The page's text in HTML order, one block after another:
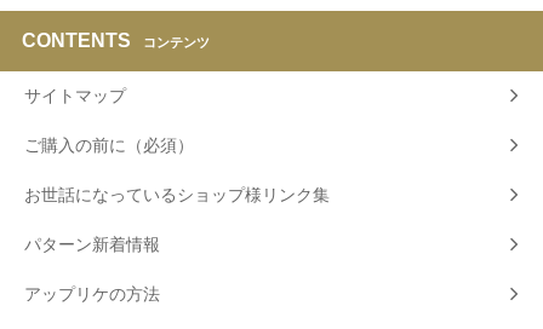
CONTENTS コンテンツ
サイトマップ
ご購入の前に（必須）
お世話になっているショップ様リンク集
パターン新着情報
アップリケの方法